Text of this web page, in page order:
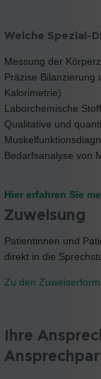
Welche Spezial-
Messung der
Präzise Bilanzierung
Kalorimetrie)
Laborchemische
Qualitative und
Bedarfsanalyse von
Hier erfahren Sie
Zuweisung
Patientinnen und
direkt in die
Zu den
Ihre